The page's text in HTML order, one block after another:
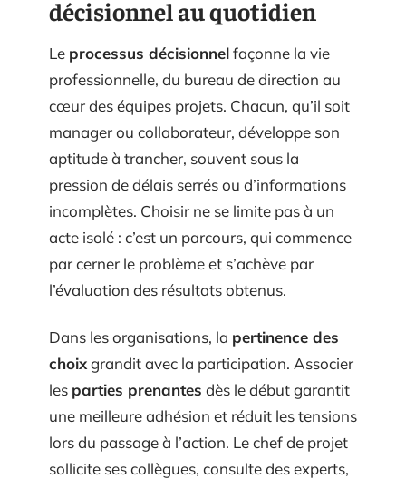
décisionnel au quotidien
Le processus décisionnelfaçonne la vie
professionnelle, du bureau de direction au
cœur des équipes projets. Chacun, qu’il soit
manager ou collaborateur, développe son
aptitude à trancher, souvent sous la
pression de délais serrés ou d’informations
incomplètes. Choisir ne se limite pas à un
acte isolé : c’est un parcours, qui commence
par cerner le problème et s’achève par
l’évaluation des résultats obtenus.
Dans les organisations, la pertinence des
choixgrandit avec la participation. Associer
les parties prenantes dès le début garantit
une meilleure adhésion et réduit les tensions
lors du passage à l’action. Le chef de projet
sollicite ses collègues, consulte des experts,